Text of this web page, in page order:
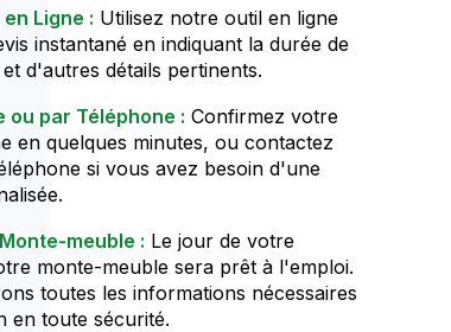
Ligne : Utilisez notre outil en ligne
instantané en indiquant la durée de
d'autres détails pertinents.
ou par Téléphone : Confirmez votre
en quelques minutes, ou contactez
si vous avez besoin d'une
meuble : Le jour de votre
monte-meuble sera prêt à l'emploi.
toutes les informations nécessaires
en toute sécurité.